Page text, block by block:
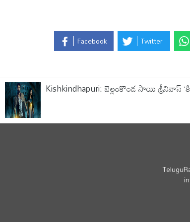
Facebook Twitter
Kishkindhapuri: బెల్లంకొండ సాయి శ్రీనివాస్